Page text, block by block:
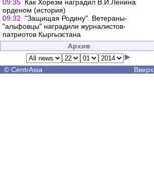
09:35
Как Хорезм наградил В.И.Ленина
орденом (история)
09:32 "Защищая Родину". Ветераны-
"альфовцы" наградили журналистов-
патриотов Кыргызстана
Архив
© CentrAsia Вверх